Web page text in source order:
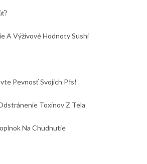
A Výživové Hodnoty Sushi
Pevnosť Svojich Pŕs!
Toxínov Z Tela
Na Chudnutie